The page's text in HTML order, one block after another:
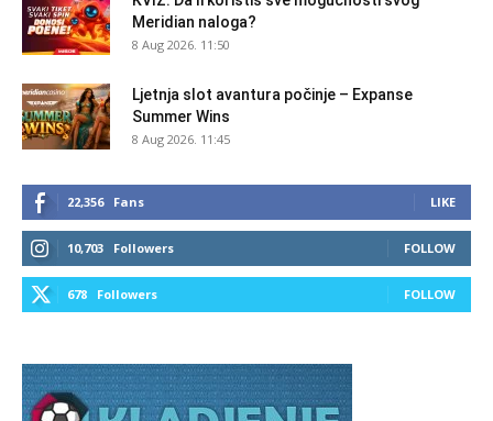
Meridian naloga?
8 Aug 2026. 11:50
Ljetnja slot avantura počinje – Expanse
Summer Wins
8 Aug 2026. 11:45
22,356 Fans LIKE
10,703 Followers FOLLOW
678 Followers FOLLOW